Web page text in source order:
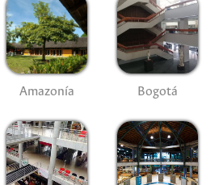
Amazonía Bogotá